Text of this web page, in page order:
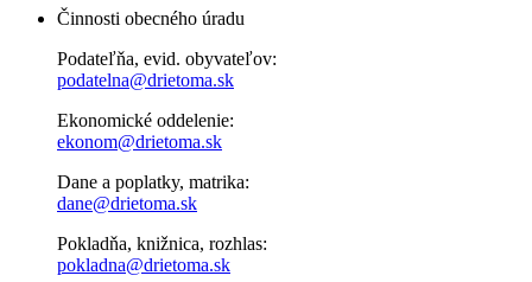
Činnosti obecného úradu
Podateľňa, evid. obyvateľov:
podatelna@drietoma.sk
Ekonomické oddelenie:
ekonom@drietoma.sk
Dane a poplatky, matrika:
dane@drietoma.sk
Pokladňa, knižnica, rozhlas:
pokladna@drietoma.sk